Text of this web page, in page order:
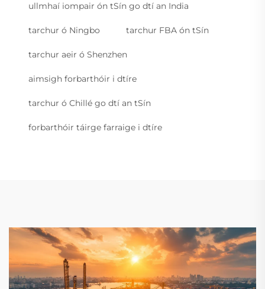
ullmhaí iompair ón tSín go dtí an India
tarchur ó Ningbo tarchur FBA ón tSín
tarchur aeir ó Shenzhen
aimsigh forbarthóir i dtíre
tarchur ó Chillé go dtí an tSín
forbarthóir táirge farraige i dtíre